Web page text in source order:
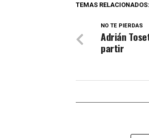
TEMAS RELACIONADOS:
NO TE PIERDAS
Adrián
partir